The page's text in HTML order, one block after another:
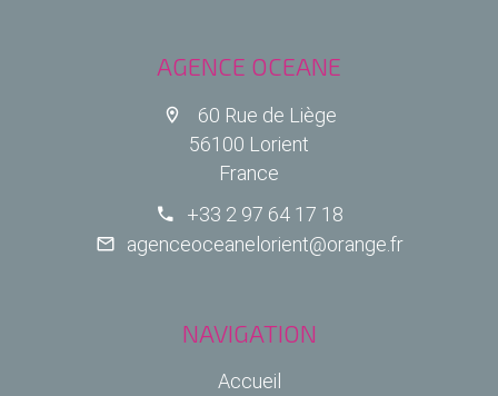
AGENCE OCEANE
60 Rue de Liège
56100 Lorient
France
+33 2 97 64 17 18
agenceoceanelorient@orange.fr
NAVIGATION
Accueil